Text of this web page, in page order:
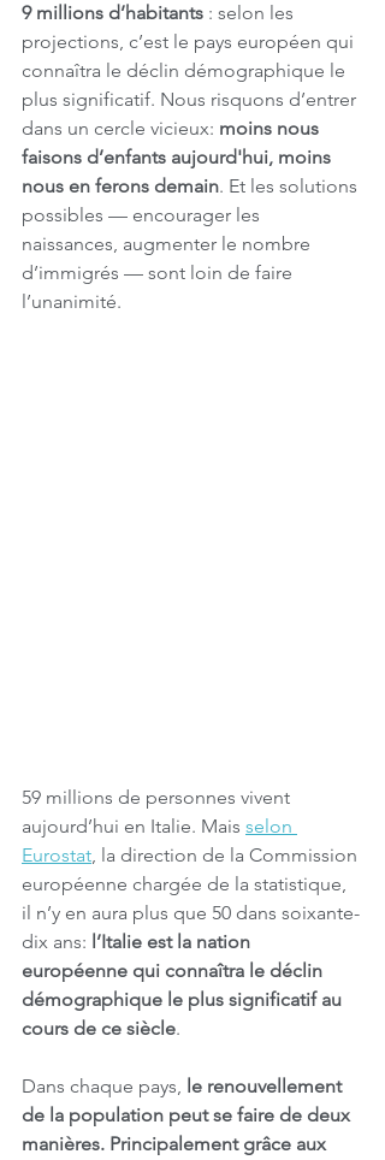
9 millions d’habitants : selon les
projections, c’est le pays européen qui
connaîtra le déclin démographique le
plus significatif. Nous risquons d’entrer
dans un cercle vicieux: moins nous
faisons d’enfants aujourd'hui, moins
nous en ferons demain. Et les solutions
possibles — encourager les
naissances, augmenter le nombre
d’immigrés — sont loin de faire
l’unanimité.
59 millions de personnes vivent
aujourd’hui en Italie. Mais selon
Eurostat, la direction de la Commission
européenne chargée de la statistique,
il n’y en aura plus que 50 dans soixante-
dix ans: l’Italie est la nation
européenne qui connaîtra le déclin
démographique le plus significatif au
cours de ce siècle.
Dans chaque pays, le renouvellement
de la population peut se faire de deux
manières. Principalement grâce aux